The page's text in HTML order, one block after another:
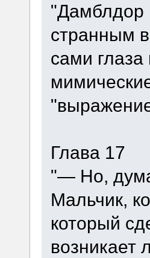
"Дамблдор
странным
сами
Глава 17
"— Но,
Мальчик,
который
возникает